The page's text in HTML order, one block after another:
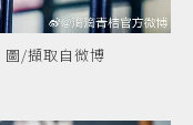
圖/擷取自微博